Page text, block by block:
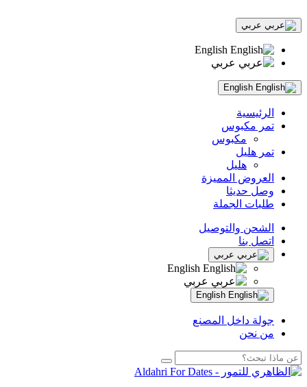
عربي
English
الرئيسية
تمر مكبوس
مكبوس
تمر هليل
هليل
العروض المميزة
وصل حديثا
طلبات الجملة
الشحن والتوصيل
اتصل بنا
عربي
English
جولة داخل المصنع
من نحن